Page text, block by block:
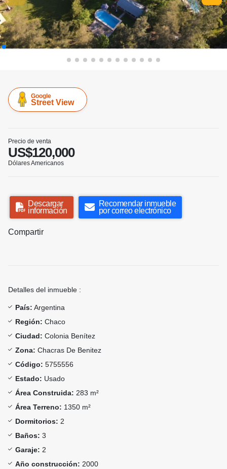
Google
Street View
Precio de venta
US$120,000
Dólares Americanos
Descargar
información
Recomendar inmueble
por correo electrónico
Compartir
Detalles del inmueble :
País: Argentina
Región: Chaco
Ciudad: Colonia Benítez
Zona: Chacras De Benitez
Código: 5755556
Estado: Usado
Área Construida: 283 m²
Área Terreno: 1350 m²
Dormitorios: 2
Baños: 3
Garaje: 2
Año construcción: 2000